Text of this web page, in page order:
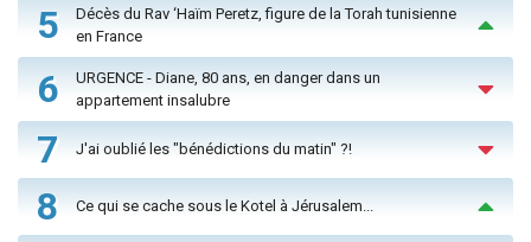
5
Décès du Rav ‘Haïm Peretz, figure de la Torah tunisienne
en France
6
URGENCE - Diane, 80 ans, en danger dans un
appartement insalubre
7 J'ai oublié les "bénédictions du matin" ?!
8 Ce qui se cache sous le Kotel à Jérusalem...